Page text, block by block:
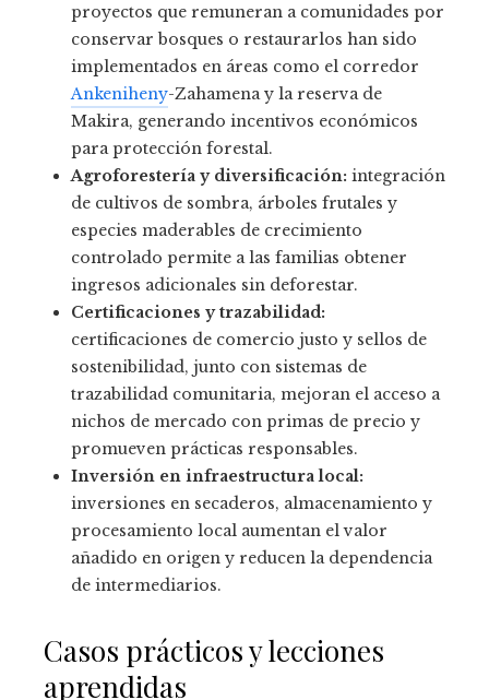
proyectos que remuneran a comunidades por
conservar bosques o restaurarlos han sido
implementados en áreas como el corredor
Ankeniheny-Zahamena y la reserva de
Makira, generando incentivos económicos
para protección forestal.
Agroforestería y diversificación: integración
de cultivos de sombra, árboles frutales y
especies maderables de crecimiento
controlado permite a las familias obtener
ingresos adicionales sin deforestar.
Certificaciones y trazabilidad:
certificaciones de comercio justo y sellos de
sostenibilidad, junto con sistemas de
trazabilidad comunitaria, mejoran el acceso a
nichos de mercado con primas de precio y
promueven prácticas responsables.
Inversión en infraestructura local:
inversiones en secaderos, almacenamiento y
procesamiento local aumentan el valor
añadido en origen y reducen la dependencia
de intermediarios.
Casos prácticos y lecciones
aprendidas